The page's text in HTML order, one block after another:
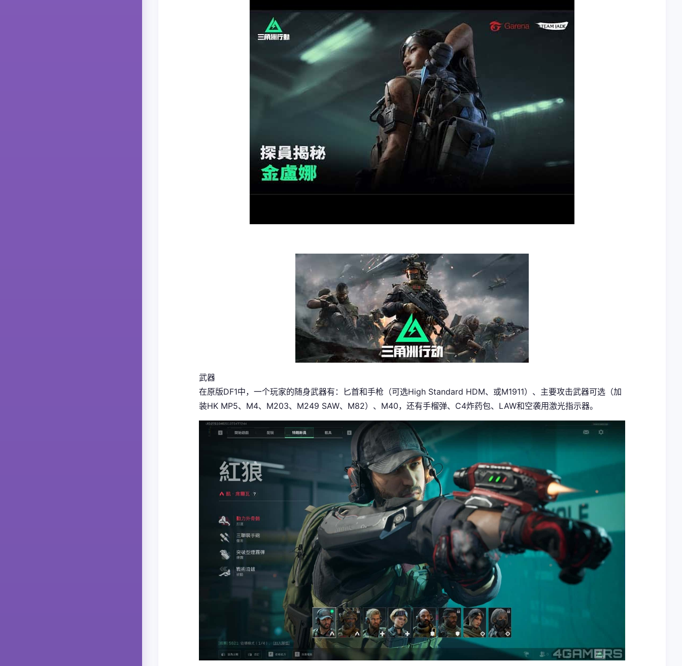
武器
在原版DF1中，一个玩家的随身武器有：匕首和手枪（可选High Standard HDM、或M1911）、主要攻击武器可选（加
装HK MP5、M4、M203、M249 SAW、M82）、M40，还有手榴弹、C4炸药包、LAW和空袭用激光指示器。